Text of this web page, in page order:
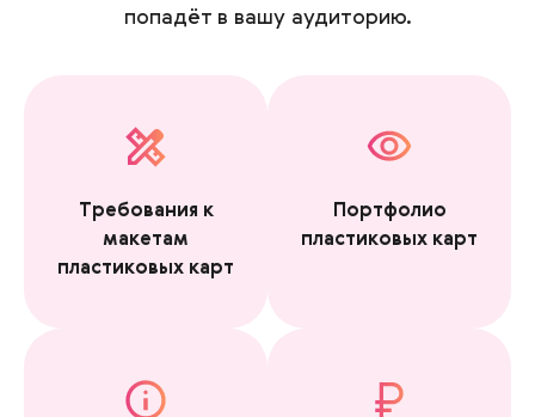
попадёт в вашу аудиторию.
Требования к
макетам
пластиковых карт
Портфолио
пластиковых карт